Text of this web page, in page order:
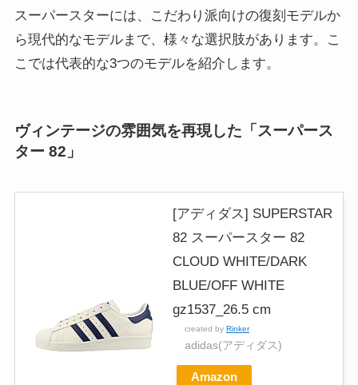
スーパースターには、こだわり派向けの復刻モデルか
ら現代的なモデルまで、様々な選択肢があります。こ
こでは代表的な3つのモデルを紹介します。
ヴィンテージの雰囲気を再現した「スーパース
ター 82」
[アディダス] SUPERSTAR
82 スーパースター 82
CLOUD WHITE/DARK
BLUE/OFF WHITE
gz1537_26.5 cm
created by Rinker
adidas(アディダス)
Amazon